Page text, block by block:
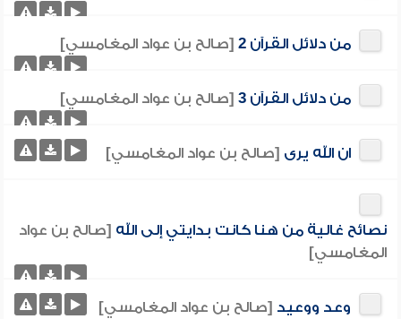
من دلائل القرآن 2 [صالح بن عواد المغامسي]
من دلائل القرآن 3 [صالح بن عواد المغامسي]
ان الله يرى [صالح بن عواد المغامسي]
نصائح غالية من هنا كانت بدايتي إلى الله [صالح بن عواد
المغامسي]
وعد ووعيد [صالح بن عواد المغامسي]